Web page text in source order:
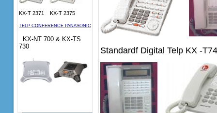
KX-T 2371 KX-T 2375
TELP CONFERENCE PANASONIC
KX-NT 700 & KX-TS
730
Standardf Digital Telp KX -